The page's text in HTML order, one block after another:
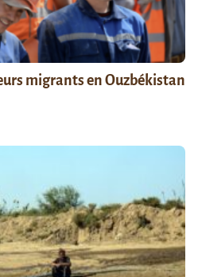
migrants en Ouzbékistan